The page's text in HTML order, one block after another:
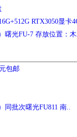
RTX3050显卡
曙光FU-7 存放位置：
包邮
同批次曙光FU811 南..